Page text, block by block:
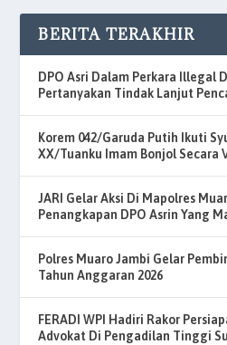
BERITA TERAKHIR
DPO Asri Dalam Perkara Illegal
Pertanyakan Tindak Lanjut
Korem 042/Garuda Putih Ikuti
XX/Tuanku Imam Bonjol Secara
JARI Gelar Aksi Di Mapolres
Penangkapan DPO Asrin Yang
Polres Muaro Jambi Gelar
Tahun Anggaran 2026
FERADI WPI Hadiri Rakor
Advokat Di Pengadilan Tinggi